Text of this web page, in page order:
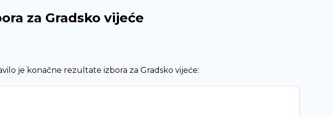
za Gradsko vijeće
je konačne rezultate izbora za Gradsko vijeće: